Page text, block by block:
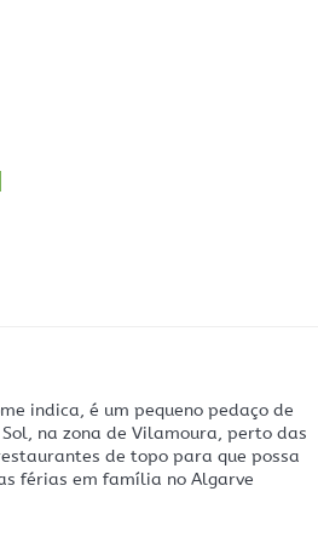
indica, é um pequeno pedaço de
na zona de Vilamoura, perto das
de topo para que possa
férias em família no Algarve